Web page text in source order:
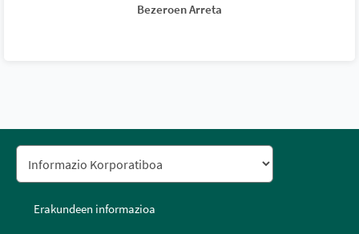
Bezeroen Arreta
Erakundeen informazioa